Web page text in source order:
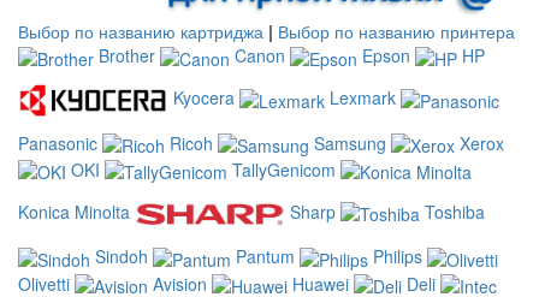
Выбор по названию картриджа | Выбор по названию принтера
Brother
Canon Epson
HP
Kyocera
Lexmark
Panasonic
Ricoh Samsung
Xerox
OKI
TallyGenicom
Konica Minolta
Sharp
Toshiba
Sindoh
Pantum
Philips
Olivetti
Avision Huawei
Deli